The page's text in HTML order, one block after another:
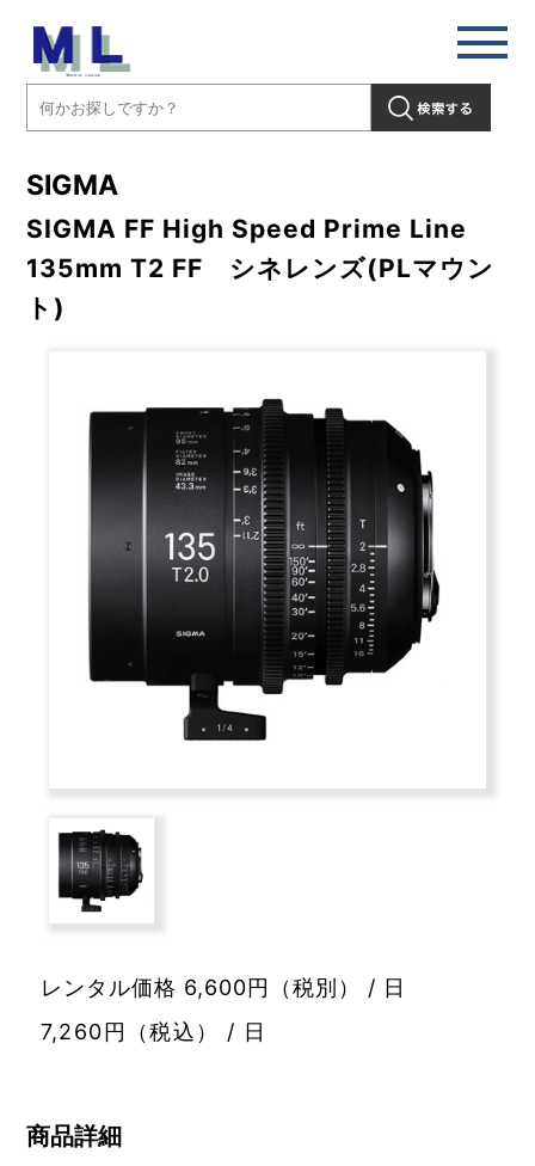
SIGMA
SIGMA FF High Speed Prime Line
135mm T2 FF シネレンズ(PLマウン
ト)
レンタル価格 6,600円（税別） / 日
7,260円（税込） / 日
商品詳細